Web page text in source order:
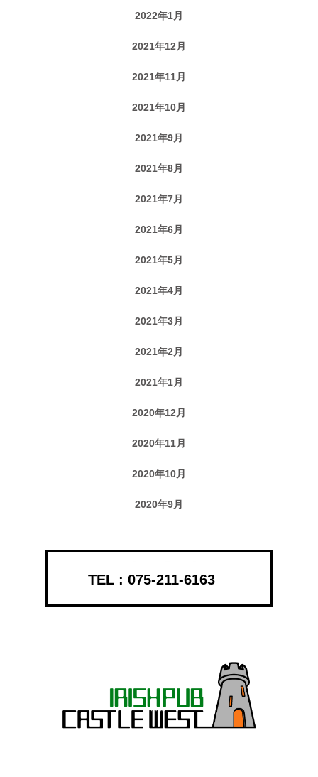
2022年1月
2021年12月
2021年11月
2021年10月
2021年9月
2021年8月
2021年7月
2021年6月
2021年5月
2021年4月
2021年3月
2021年2月
2021年1月
2020年12月
2020年11月
2020年10月
2020年9月
075-211-6163